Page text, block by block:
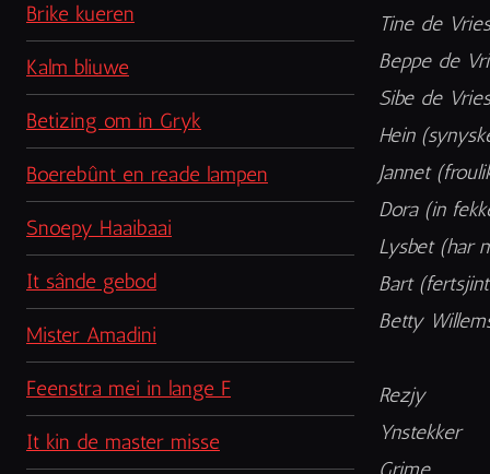
Brike kueren
Kalm bliuwe
Betizing om in Gryk
Boerebûnt en reade lampen
Snoepy Haaibaai
It sânde gebod
Mister Amadini
Feenstra mei in lange F
It kin de master misse
Tine de
Beppe de
Sibe de
Hein
Jannet
Dora (in
Lysbet (har
Bart
Betty
Rezjy
Ynstekker